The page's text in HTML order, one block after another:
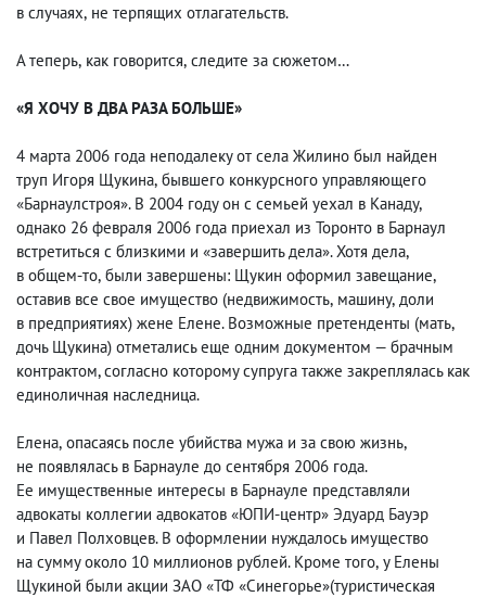
в случаях, не терпящих отлагательств.
А теперь, как говорится, следите за сюжетом…
«Я ХОЧУ В ДВА РАЗА БОЛЬШЕ»
4 марта 2006 года неподалеку от села Жилино был найден
труп Игоря Щукина, бывшего конкурсного управляющего
«Барнаулстроя». В 2004 году он с семьей уехал в Канаду,
однако 26 февраля 2006 года приехал из Торонто в Барнаул
встретиться с близкими и «завершить дела». Хотя дела,
в общем-то, были завершены: Щукин оформил завещание,
оставив все свое имущество (недвижимость, машину, доли
в предприятиях) жене Елене. Возможные претенденты (мать,
дочь Щукина) отметались еще одним документом — брачным
контрактом, согласно которому супруга также закреплялась как
единоличная наследница.
Елена, опасаясь после убийства мужа и за свою жизнь,
не появлялась в Барнауле до сентября 2006 года.
Ее имущественные интересы в Барнауле представляли
адвокаты коллегии адвокатов «ЮПИ-центр» Эдуард Бауэр
и Павел Полховцев. В оформлении нуждалось имущество
на сумму около 10 миллионов рублей. Кроме того, у Елены
Щукиной были акции ЗАО «ТФ «Синегорье»
(туристическая